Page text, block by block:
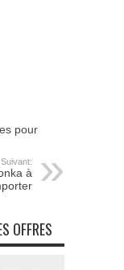
pour
Suivant:
à
OFFRES